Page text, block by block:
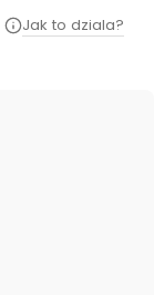
Jak to dziala?